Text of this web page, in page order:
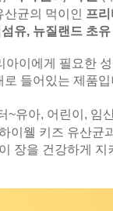
산균의 먹이인 프
유, 뉴질랜드 초유
아이에게 필요한 성
로 들어있는 제품입
~유아, 어린이, 임
이웰 키즈 유산균
장을 건강하게 지